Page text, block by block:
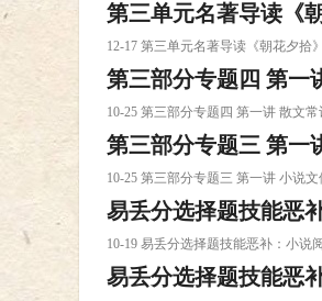
第三单元名著导读《
12-17 第三单元名著导读《朝花夕拾
年部编版课件下载
第三部分专题四 第
10-25 第三部分专题四 第一讲 散文
课件下载
第三部分专题三 第
10-25 第三部分专题三 第一讲 小说
件下载
易丢分选择题技能恶
10-19 易丢分选择题技能恶补：小
三语课件下载
易丢分选择题技能恶